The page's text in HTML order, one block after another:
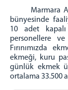
Genel Mutfak
Çamaşırhane
Isı Merkezi
Galeri
Açık C.İ.K
Marmara
bünyesinde
10 adet
personellere
Fırınımızda
ekmeği, kuru
günlük ekmek
ortalama 33.500